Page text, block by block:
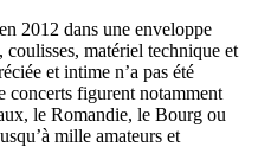
2012 dans une enveloppe
matériel technique et
et intime n’a pas été
concerts figurent notamment
le Romandie, le Bourg ou
mille amateurs et